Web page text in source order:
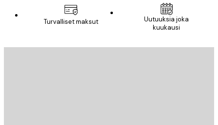
Turvalliset maksut
Uutuuksia joka
kuukausi